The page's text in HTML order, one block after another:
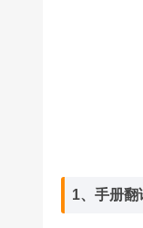
1、手册翻